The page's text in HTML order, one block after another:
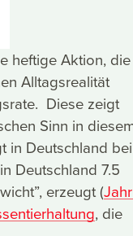
heftige Aktion,
Alltagsrealität
Diese zeigt
Sinn in
in Deutschland
Deutschland 7.5
erzeugt (
, die